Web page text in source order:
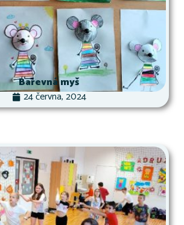
Barevná myš
24 června, 2024